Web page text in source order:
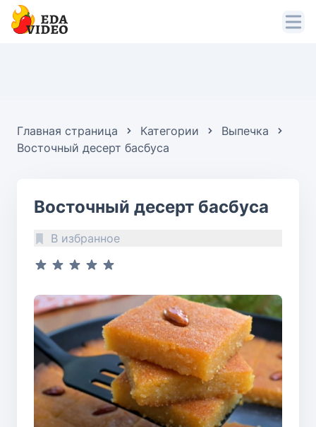
Главная страница Категории
Выпечка
Восточный десерт басбуса
Восточный десерт басбуса
В избранное